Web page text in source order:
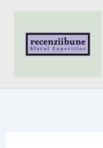
content